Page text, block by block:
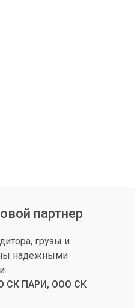
партнер
грузы и
надежными
СК ПАРИ, ООО СК